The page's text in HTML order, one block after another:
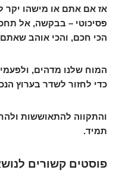
אז אם אתם או מישהו יקר
פסיכוטי – בבקשה, אל
הכי חכם, והכי אוהב שאתם
המוח שלנו מדהים,
כדי לחזור לשדר בערוץ
והתקווה להתאוששות
תמיד.
פוסטים קשורים